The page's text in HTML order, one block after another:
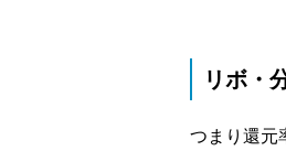
リボ・
つまり還元